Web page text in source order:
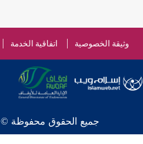
وثيقة الخصوصية اتفاقية الخدمة
جميع الحقوق محفوظة © 2026 - 1998 لشبكة إسلام ويب